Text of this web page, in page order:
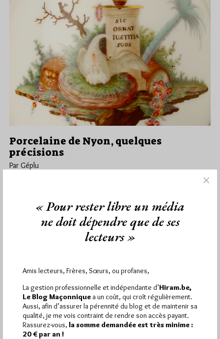
Porcelaine de Nyon, quelques
précisions
Par Géplu
Lu 1230 fois
cafetière en porcelaine de Nyon, ornée d'un décor qu'il…
Hier jeudi 6 août 2026, Hiram.be a reçu 1 672 visites
2 608 pagesont été lues (Source : Pirsch.io)
Plus d’informations
« Pour rester libre un média
ne doit dépendre que de ses
lecteurs »
Amis lecteurs, Frères, Sœurs, ou profanes,
La gestion professionnelle et indépendante d’Hiram.be,
Le Blog Maçonnique a un coût, qui croît régulièrement.
Aussi, afin d’assurer la pérennité du blog et de maintenir sa
qualité, je me vois contraint de rendre son accès payant.
Rassurez-vous, la somme demandée est très minime :
20 € par an !